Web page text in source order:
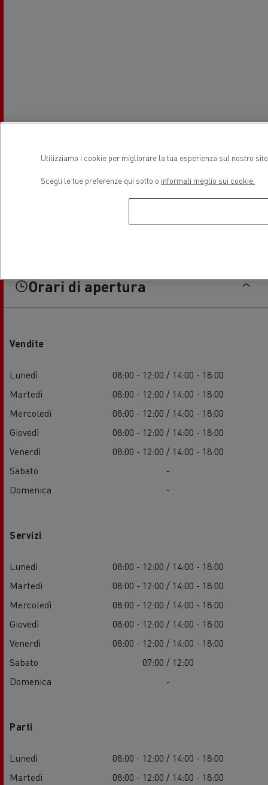
Orari di apertura
Vendite
Lunedì
08:00 - 12:00 / 14:00 - 18:00
Martedì
08:00 - 12:00 / 14:00 - 18:00
Mercoledì
08:00 - 12:00 / 14:00 - 18:00
Giovedì
08:00 - 12:00 / 14:00 - 18:00
Venerdì
08:00 - 12:00 / 14:00 - 18:00
Sabato
-
Domenica
-
Servizi
Lunedì
08:00 - 12:00 / 14:00 - 18:00
Martedì
08:00 - 12:00 / 14:00 - 18:00
Mercoledì
08:00 - 12:00 / 14:00 - 18:00
Giovedì
08:00 - 12:00 / 14:00 - 18:00
Venerdì
08:00 - 12:00 / 14:00 - 18:00
Sabato
07:00 / 12:00
Domenica
-
Parti
Lunedì
08:00 - 12:00 / 14:00 - 18:00
Martedì
08:00 - 12:00 / 14:00 - 18:00
Utilizziamo i cookie per migliorare la tua esperienza sul nostro
Scegli le tue preferenze qui sotto o informati meglio sui cookie.